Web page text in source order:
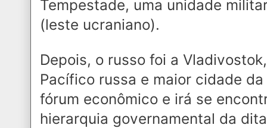
Tempestade, uma unidade
(leste ucraniano).
Depois, o russo foi a
Pacífico russa e maior cidade
fórum econômico e irá se
hierarquia governamental da